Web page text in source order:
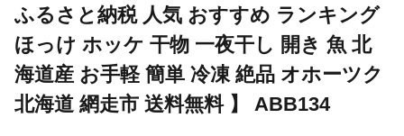
ふるさと納税 人気 おすすめ ランキング
ほっけ ホッケ 干物 一夜干し 開き 魚 北
海道産 お手軽 簡単 冷凍 絶品 オホーツク
北海道 網走市 送料無料 】 ABB134